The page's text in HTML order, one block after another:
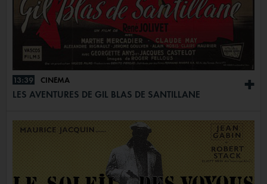
+
13:39 CINÉMA
LES AVENTURES DE GIL BLAS DE SANTILLANE